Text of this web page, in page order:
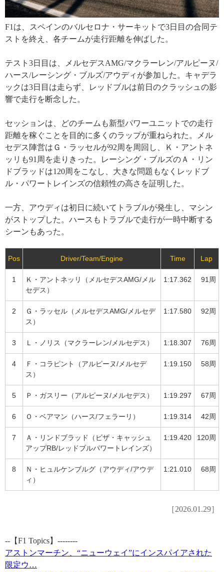
F1は、スペインのバルセロナ・サーキットで3日目の合同テ
ストを終え、各チームが走行距離を伸ばした。
テスト3日目は、メルセデスAMG/マクラーレン/アルピーヌ/
ハース/レーシング・ブルズ/アウディが参加した。キャデラ
ックは3日目は走らず、レッドブルは前日のクラッシュの影
響で走行を断念した。
セッションは、どのチームも新型パワーユニットでの走行
距離を稼ぐことを目的に多くのラップが重ねられた。メル
セデス陣営はＧ・ラッセルが92周を周回し、Ｋ・アントネ
ッリも91周を走りきった。レーシング・ブルズのＡ・リン
ドブラッドは120周をこなし、大きな問題もなくレッドブ
ル・パワートレインズの信頼性の高さを証明した。
一方、アウディは初日に続いてトラブルが発生し、マシン
がストップした。ハースもトラブルで走行が一時中断する
シーンもあった。
Pos Driver/Team/Engine Time Lap
1
Ｋ・アントネッリ（メルセデスAMG/メル
セデス）
1:17.362 91周
2
Ｇ・ラッセル（メルセデスAMG/メルセデ
ス）
1:17.580 92周
3 Ｌ・ノリス（マクラーレン/メルセデス） 1:18.307 76周
4
Ｆ・コラピント（アルピーヌ/メルセデ
ス）
1:19.150 58周
5 Ｐ・ガスリー（アルピーヌ/メルセデス） 1:19.297 67周
6 Ｏ・ベアマン（ハース/フェラーリ） 1:19.314 42周
7
Ａ・リンドブラッド（ビザ・キャッシュ
アップRB/レッドブルパワートレインズ）
1:19.420 120周
8
Ｎ・ヒュルケンブルグ（アウディ/アウデ
ィ）
1:21.010 68周
［2026.01.29］
--【F1 Topics】--------
アストンマーチン、“ニューウェイ”にインスパイアされた
限定ウ…